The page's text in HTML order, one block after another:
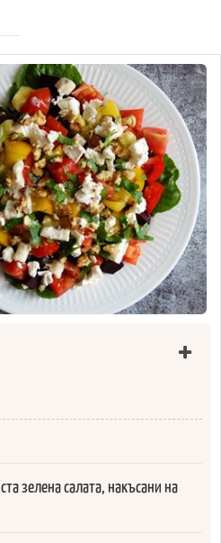
зелена салата, накъсани на